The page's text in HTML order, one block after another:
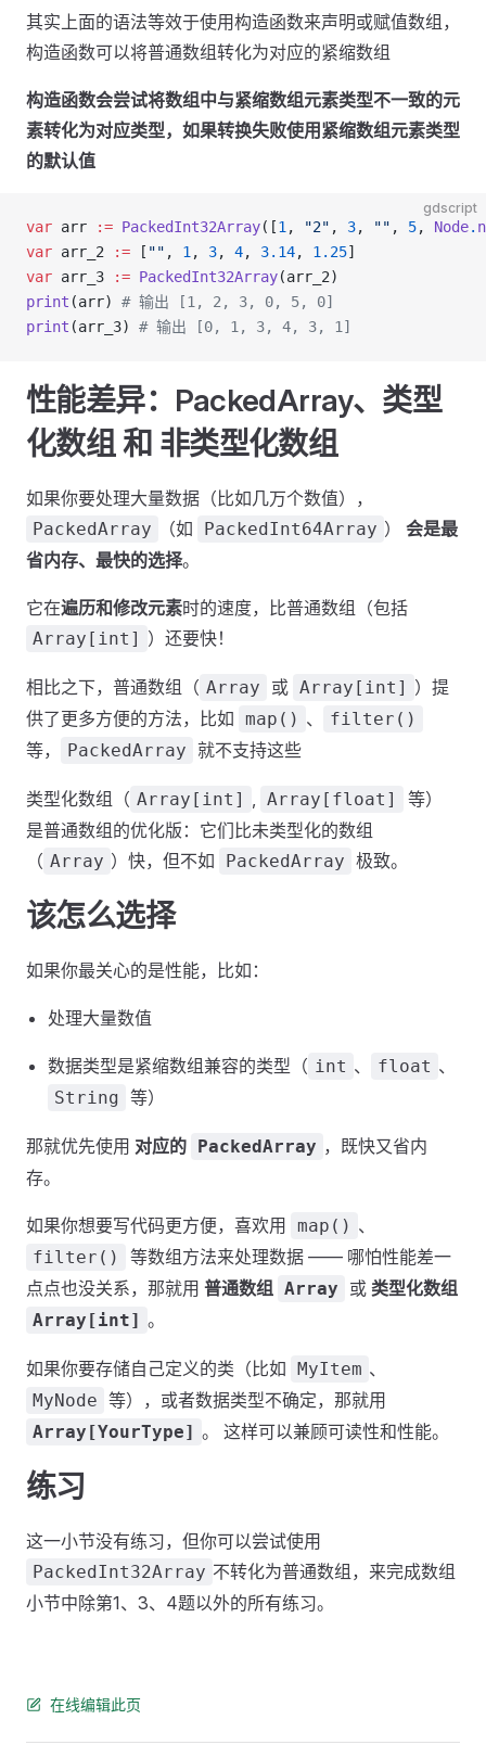
其实上面的语法等效于使用构造函数来声明或赋值数组，
构造函数可以将普通数组转化为对应的紧缩数组
构造函数会尝试将数组中与紧缩数组元素类型不一致的元
素转化为对应类型，如果转换失败使用紧缩数组元素类型
的默认值
gdscript
var arr := PackedInt32Array([1 , "2" , 3, "" , 5, Node.
var arr_2 := [ "" , 1 , 3, 4, 3.14, 1.25]
var arr_3 := PackedInt32Array(arr_2)
print (arr) # 输出 [1, 2, 3, 0, 5, 0]
print (arr_3) # 输出 [0, 1, 3, 4, 3, 1]
性能差异：PackedArray、类型
化数组 和 非类型化数组
如果你要处理大量数据（比如几万个数值），
PackedArray （如 PackedInt64Array ） 会是最
省内存、最快的选择。
它在遍历和修改元素时的速度，比普通数组（包括
Array[int] ）还要快！
相比之下，普通数组（ Array 或 Array[int] ）提
供了更多方便的方法，比如 map() 、 filter()
等， PackedArray 就不支持这些
类型化数组（ Array[int] , Array[float]
等）
是普通数组的优化版：它们比未类型化的数组
（ Array ）快，但不如 PackedArray 极致。
该怎么选择
如果你最关心的是性能，比如：
处理大量数值
数据类型是紧缩数组兼容的类型（ int 、 float 、
String 等）
那就优先使用 对应的 PackedArray ，既快又省内
存。
如果你想要写代码更方便，喜欢用 map() 、
filter()
等数组方法来处理数据 —— 哪怕性能差一
点点也没关系，那就用 普通数组 Array 或 类型化数组
Array[int] 。
如果你要存储自己定义的类（比如 MyItem 、
MyNode 等），或者数据类型不确定，那就用
Array[YourType] 。 这样可以兼顾可读性和性能。
练习
这一小节没有练习，但你可以尝试使用
PackedInt32Array 不转化为普通数组，来完成数组
小节中除第1、3、4题以外的所有练习。
在线编辑此页